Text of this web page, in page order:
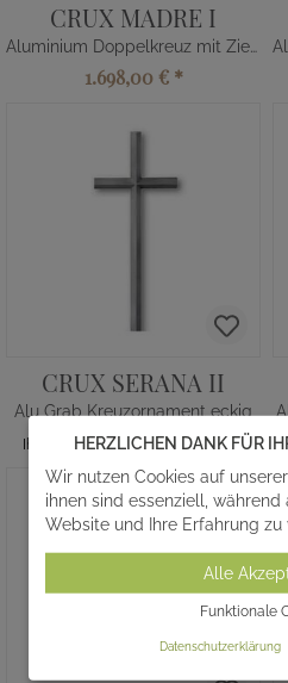
CRUX MADRE I
Aluminium Doppelkreuz mit Zierbogen
1.698,00 € *
CRUX SERANA II
Alu Grab Kreuzornament eckig
Ihr Komplettpreis ab369,00 € *
HERZLICHEN DANK FÜR
Wir nutzen Cookies auf
ihnen sind essenziell,
Website und Ihre Erfahrung zu
Alle
Funktionale
Datenschutzerklärung